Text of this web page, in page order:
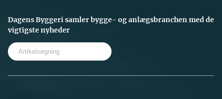
Dagens Byggeri samler bygge- og anlægsbranchen med de
vigtigste nyheder